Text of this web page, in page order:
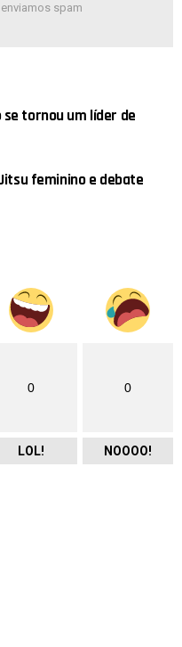
spam
se tornou um líder de
feminino e debate
0
LOL!
0
NOOOO!